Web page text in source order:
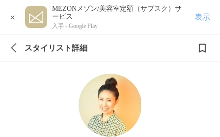
×
MEZONメゾン/美容室定額（サブスク）サ
ービス
入手 - Google Play
表示
スタイリスト詳細